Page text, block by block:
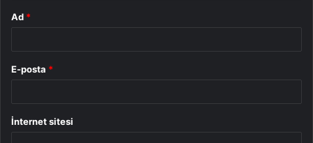
Ad *
E-posta *
İnternet sitesi